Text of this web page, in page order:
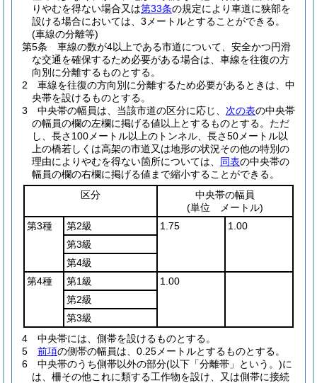
りやむを得ない場合又は第33条の規定により車道に狭部を
設ける場合においては、3メートルとすることができる。
(車線の分離等)
第5条
車線の数が4以上である市道について、安全かつ円滑
な交通を確保するため必要がある場合は、車線を往復の方
向別に分離するものとする。
2
車線を往復の方向別に分離するため必要があるときは、中
央帯を設けるものとする。
3
中央帯の幅員は、当該市道の区分に応じ、 次の表の中央帯
の幅員の欄の左欄に掲げる値以上とするものとする。 ただ
し、長さ100メートル以上のトンネル、長さ50メートル以
上の橋若しくは高架の市道又は地形の状況その他の特別の
理由によりやむを得ない箇所については、 同表の中央帯の
幅員の欄の右欄に掲げる値まで縮小することができる。
区分
中央帯の幅員
(単位 メートル)
第3種
第2級 1.75
1.00
第3級
第4級
第4種
第1級
1.00
第2級
第3級
4
中央帯には、側帯を設けるものとする。
5
前項の側帯の幅員は、0.25メートルとするものとする。
6
中央帯のうち側帯以外の部分(以下「分離帯」という。)に
は、柵その他これに類する工作物を設け、又は側帯に接続